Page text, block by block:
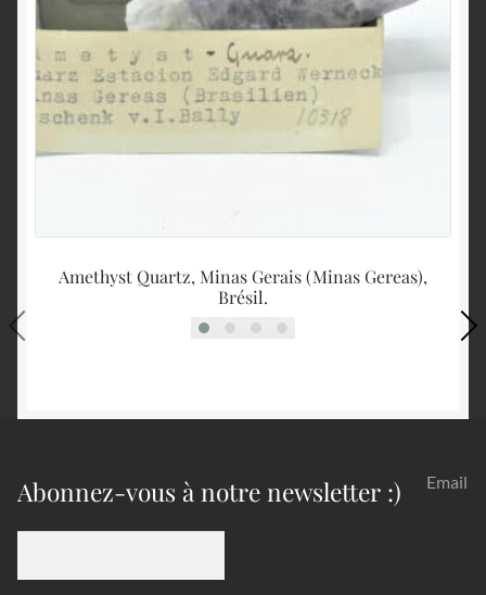
Amethyst Quartz, Minas Gerais (Minas Gereas),
Brésil.
Abonnez-vous à notre newsletter :) Email